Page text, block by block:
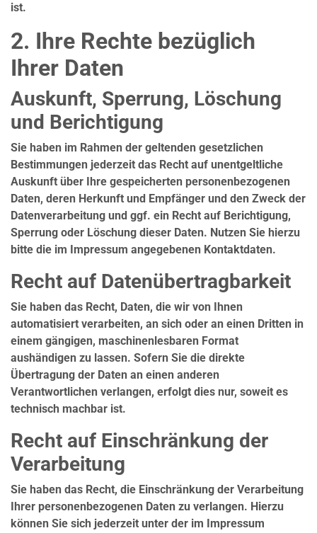
ist.
2. Ihre Rechte bezüglich
Ihrer Daten
Auskunft, Sperrung, Löschung
und Berichtigung
Sie haben im Rahmen der geltenden gesetzlichen
Bestimmungen jederzeit das Recht auf unentgeltliche
Auskunft über Ihre gespeicherten personenbezogenen
Daten, deren Herkunft und Empfänger und den Zweck der
Datenverarbeitung und ggf. ein Recht auf Berichtigung,
Sperrung oder Löschung dieser Daten. Nutzen Sie hierzu
bitte die im Impressum angegebenen Kontaktdaten.
Recht auf Datenübertragbarkeit
Sie haben das Recht, Daten, die wir von Ihnen
automatisiert verarbeiten, an sich oder an einen Dritten in
einem gängigen, maschinenlesbaren Format
aushändigen zu lassen. Sofern Sie die direkte
Übertragung der Daten an einen anderen
Verantwortlichen verlangen, erfolgt dies nur, soweit es
technisch machbar ist.
Recht auf Einschränkung der
Verarbeitung
Sie haben das Recht, die Einschränkung der Verarbeitung
Ihrer personenbezogenen Daten zu verlangen. Hierzu
können Sie sich jederzeit unter der im Impressum